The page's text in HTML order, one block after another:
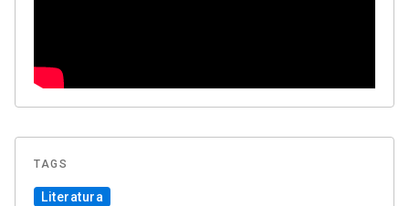
TAGS
Literatura